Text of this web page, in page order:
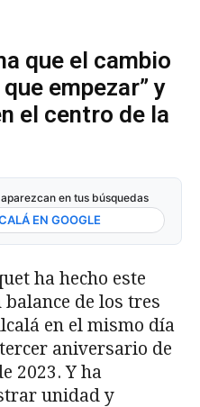
que el cambio
empezar” y
el centro de la
en tus búsquedas
EN GOOGLE
ha hecho este
balance de los tres
en el mismo día
aniversario de
2023. Y ha
unidad y